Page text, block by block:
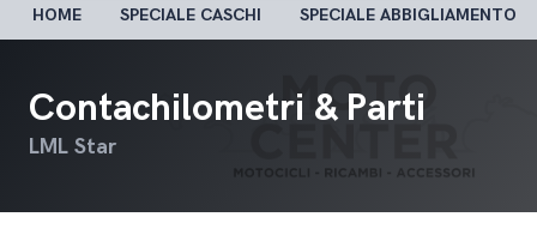
HOME SPECIALE CASCHI SPECIALE ABBIGLIAMENTO
Contachilometri & Parti
LML Star